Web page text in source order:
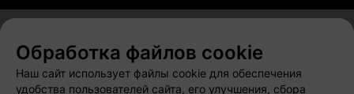
О проекте Новости проекта
Вакансии
Публичный договор Способы оплаты
Обработка файлов cookie
Наш сайт использует файлы cookie для обеспечения
удобства пользователей сайта, его улучшения, сбора